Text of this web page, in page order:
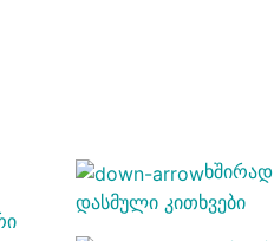
ხშირად
დასმული კითხვები